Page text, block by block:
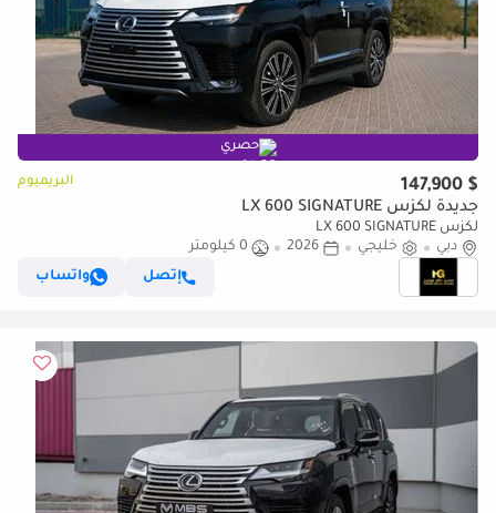
حصري
$ 147,900 البريميوم
جديدة لكزس LX 600 SIGNATURE
لكزس LX 600 SIGNATURE
دبي
خليجي 2026
0 كيلومتر
إتصل
واتساب